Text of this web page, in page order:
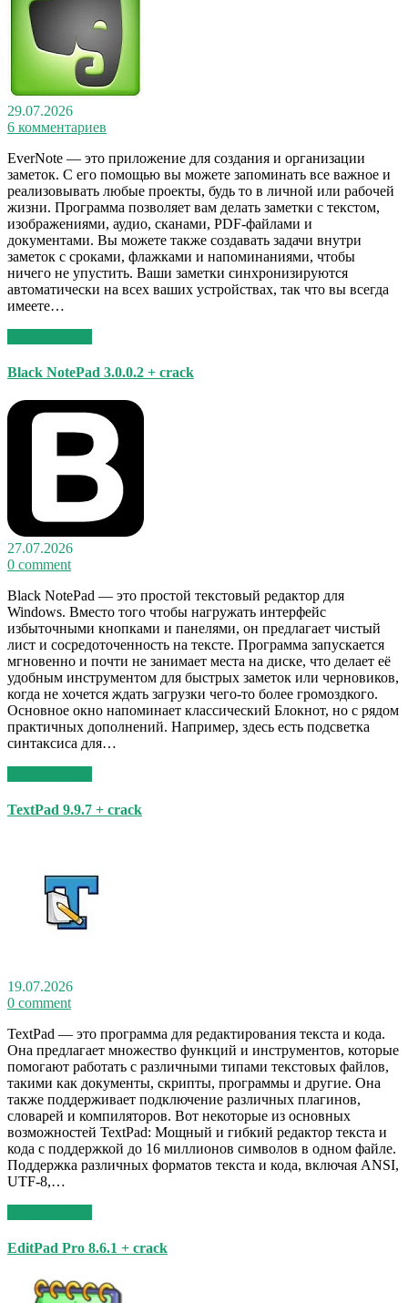
29.07.2026
6 комментариев
EverNote — это приложение для создания и организации
заметок. С его помощью вы можете запоминать все важное и
реализовывать любые проекты, будь то в личной или рабочей
жизни. Программа позволяет вам делать заметки с текстом,
изображениями, аудио, сканами, PDF-файлами и
документами. Вы можете также создавать задачи внутри
заметок с сроками, флажками и напоминаниями, чтобы
ничего не упустить. Ваши заметки синхронизируются
автоматически на всех ваших устройствах, так что вы всегда
имеете…
Black NotePad 3.0.0.2 + crack
27.07.2026
0 comment
Black NotePad — это простой текстовый редактор для
Windows. Вместо того чтобы нагружать интерфейс
избыточными кнопками и панелями, он предлагает чистый
лист и сосредоточенность на тексте. Программа запускается
мгновенно и почти не занимает места на диске, что делает её
удобным инструментом для быстрых заметок или черновиков,
когда не хочется ждать загрузки чего-то более громоздкого.
Основное окно напоминает классический Блокнот, но с рядом
практичных дополнений. Например, здесь есть подсветка
синтаксиса для…
TextPad 9.9.7 + crack
19.07.2026
0 comment
TextPad — это программа для редактирования текста и кода.
Она предлагает множество функций и инструментов, которые
помогают работать с различными типами текстовых файлов,
такими как документы, скрипты, программы и другие. Она
также поддерживает подключение различных плагинов,
словарей и компиляторов. Вот некоторые из основных
возможностей TextPad: Мощный и гибкий редактор текста и
кода с поддержкой до 16 миллионов символов в одном файле.
Поддержка различных форматов текста и кода, включая ANSI,
UTF-8,…
EditPad Pro 8.6.1 + crack